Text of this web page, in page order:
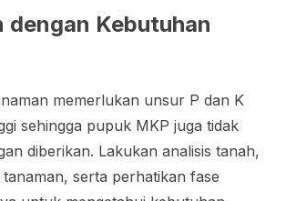
dengan Kebutuhan
memerlukan unsur P dan K
sehingga pupuk MKP juga tidak
diberikan. Lakukan analisis tanah,
tanaman, serta perhatikan fase